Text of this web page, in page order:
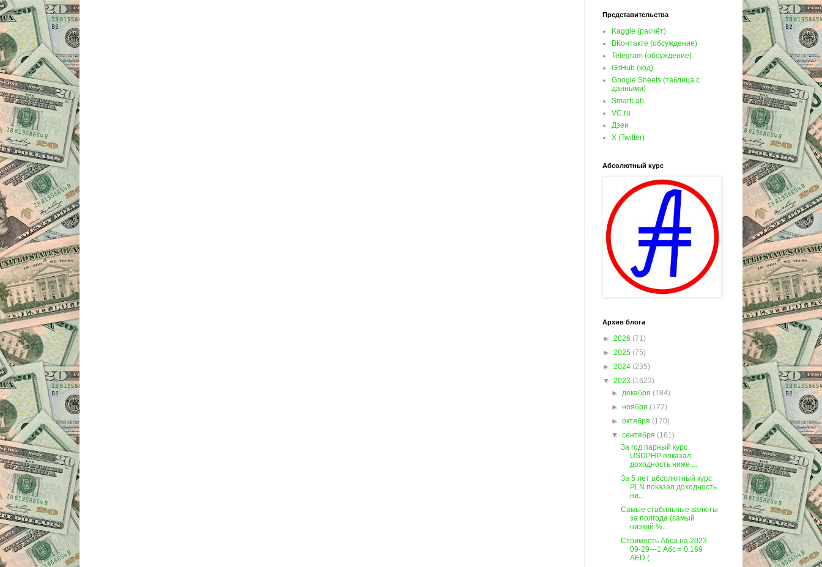
Представительства
Kaggle (расчёт)
ВКонтакте (обсуждение)
Telegram (обсуждение)
GitHub (код)
Google Sheets (таблица с
данными)
SmartLab
VC.ru
Дзен
X (Twitter)
Абсолютный курс
Архив блога
► 2026 (71)
► 2025 (75)
► 2024 (235)
▼ 2023 (1623)
►декабря(184)
►ноября(172)
►октября(170)
▼сентября(161)
За год парный курс
USDPHP показал
доходность ниже ...
За 5 лет абсолютный курс
PLN показал доходность
ни...
Самые стабильные валюты
за полгода (самый
низкий %...
Стоимость Абса на 2023-
09-29---1 Абс = 0.169
AED (...